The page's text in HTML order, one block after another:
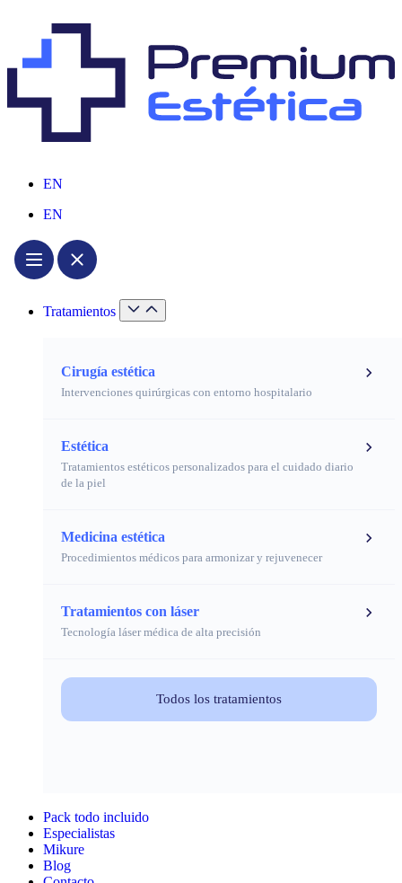
EN
EN
Tratamientos
Cirugía estética
Intervenciones quirúrgicas con entorno hospitalario
Estética
Tratamientos estéticos personalizados para el cuidado diario
de la piel
Medicina estética
Procedimientos médicos para armonizar y rejuvenecer
Tratamientos con láser
Tecnología láser médica de alta precisión
Todos los tratamientos
Pack todo incluido
Especialistas
Mikure
Blog